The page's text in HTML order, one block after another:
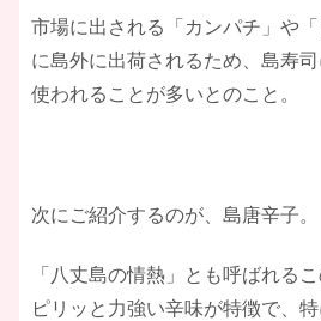
市場に出される「カンパチ」や
に島外に出荷されるため、島寿
使われることが多いとのこと。
次にご紹介するのが、島唐辛子。
「八丈島の情熱」とも呼ばれる
ピリッと力強い辛味が特徴で、